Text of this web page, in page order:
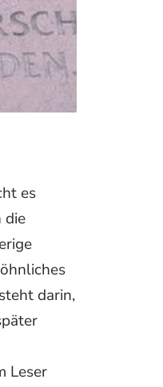
es
die
darin,
Leser